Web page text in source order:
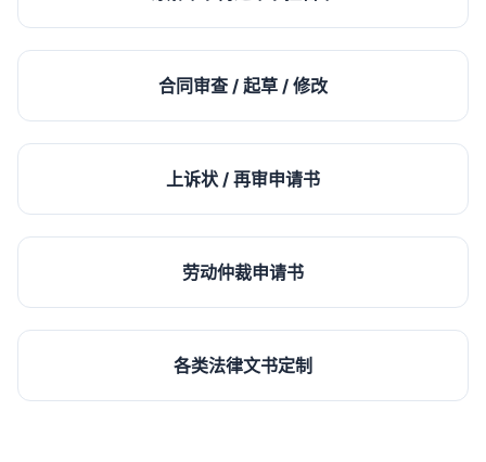
合同审查 / 起草 / 修改
上诉状 / 再审申请书
劳动仲裁申请书
各类法律文书定制